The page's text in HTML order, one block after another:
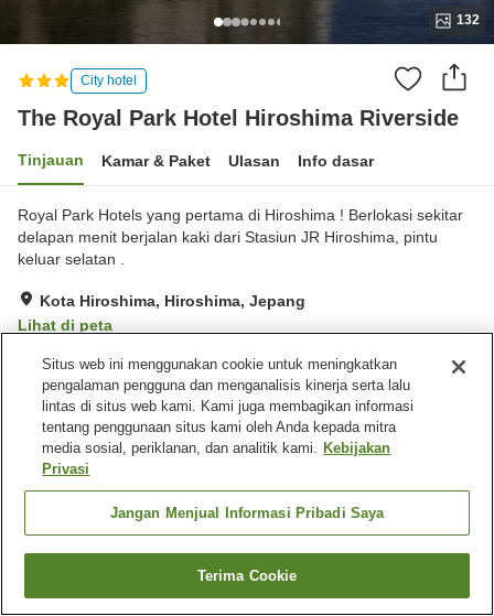
132
City hotel
The Royal Park Hotel Hiroshima Riverside
Tinjauan Kamar & Paket Ulasan Info dasar
Royal Park Hotels yang pertama di Hiroshima ! Berlokasi sekitar
delapan menit berjalan kaki dari Stasiun JR Hiroshima, pintu
keluar selatan .
Kota Hiroshima, Hiroshima, Jepang
Lihat di peta
Hebat Ulasan:461
Fasilitas properti
Resepsionis 24 jam
Pengiriman ke rumah
Layanan bangun tidur
Beranda Jepang Hiroshima
Kota Hiroshima
The Royal Park Hotel Hiroshima Riverside
Cari kamar
Situs web ini menggunakan cookie untuk meningkatkan
pengalaman pengguna dan menganalisis kinerja serta lalu
lintas di situs web kami. Kami juga membagikan informasi
tentang penggunaan situs kami oleh Anda kepada mitra
media sosial, periklanan, dan analitik kami. Kebijakan
Privasi
Jangan Menjual Informasi Pribadi Saya
Terima Cookie